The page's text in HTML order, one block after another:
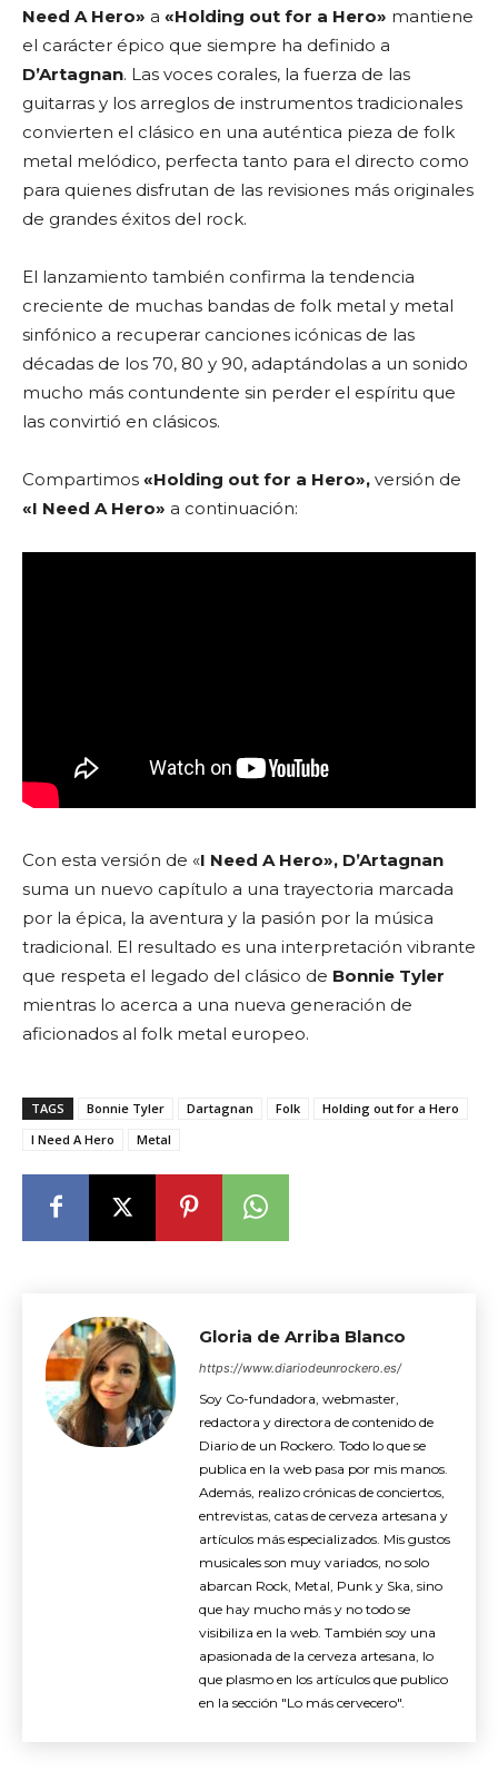
Need A Hero» a «Holding out for a Hero» mantiene
el carácter épico que siempre ha definido a
D’Artagnan. Las voces corales, la fuerza de las
guitarras y los arreglos de instrumentos tradicionales
convierten el clásico en una auténtica pieza de folk
metal melódico, perfecta tanto para el directo como
para quienes disfrutan de las revisiones más originales
de grandes éxitos del rock.
El lanzamiento también confirma la tendencia
creciente de muchas bandas de folk metal y metal
sinfónico a recuperar canciones icónicas de las
décadas de los 70, 80 y 90, adaptándolas a un sonido
mucho más contundente sin perder el espíritu que
las convirtió en clásicos.
Compartimos «Holding out for a Hero», versión de
«I Need A Hero» a continuación:
Con esta versión de «I Need A Hero», D’Artagnan
suma un nuevo capítulo a una trayectoria marcada
por la épica, la aventura y la pasión por la música
tradicional. El resultado es una interpretación vibrante
que respeta el legado del clásico de Bonnie Tyler
mientras lo acerca a una nueva generación de
aficionados al folk metal europeo.
TAGS Bonnie Tyler Dartagnan Folk
Holding out for a Hero
I Need A Hero
Metal
Gloria de Arriba Blanco
https://www.diariodeunrockero.es/
Soy Co-fundadora, webmaster,
redactora y directora de contenido de
Diario de un Rockero. Todo lo que se
publica en la web pasa por mis manos.
Además, realizo crónicas de conciertos,
entrevistas, catas de cerveza artesana y
artículos más especializados. Mis gustos
musicales son muy variados, no solo
abarcan Rock, Metal, Punk y Ska, sino
que hay mucho más y no todo se
visibiliza en la web. También soy una
apasionada de la cerveza artesana, lo
que plasmo en los artículos que publico
en la sección "Lo más cervecero".